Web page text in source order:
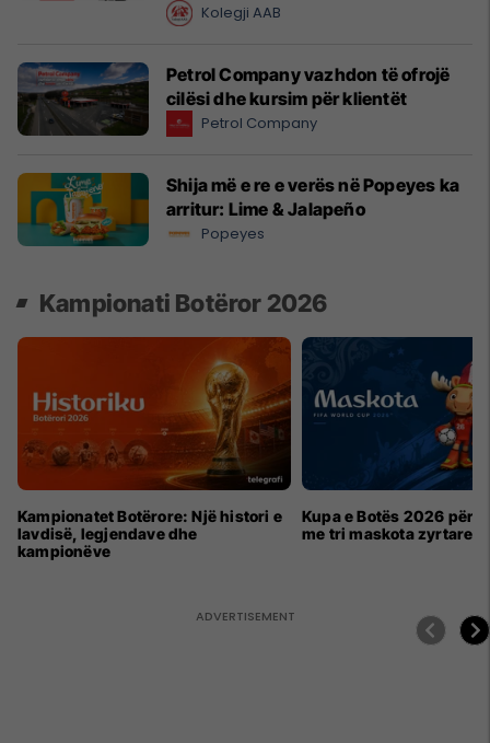
Kolegji AAB
Petrol Company vazhdon të ofrojë
cilësi dhe kursim për klientët
Petrol Company
Shija më e re e verës në Popeyes ka
arritur: Lime & Jalapeño
Popeyes
Kampionati Botëror 2026
Kampionatet Botërore: Një histori e
lavdisë, legjendave dhe
kampionëve
Kupa e Botës 2026 për
me tri maskota zyrtare